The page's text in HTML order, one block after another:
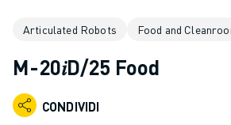
GAMMA ROBOTICA
ACCESSORI PER ROBOT
SOFTWARE ROBOTICO
SOFTWARE DI SIMULAZIONE
Articulated Robots Food and
M-20𝑖D/25 Food
CONDIVIDI